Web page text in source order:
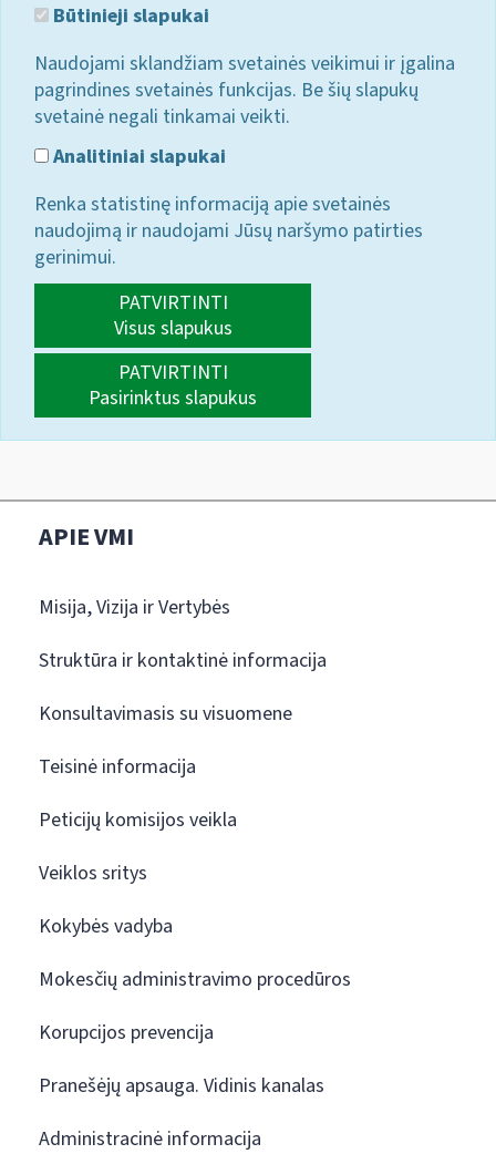
Būtinieji slapukai
Naudojami sklandžiam svetainės veikimui ir įgalina
pagrindines svetainės funkcijas. Be šių slapukų
svetainė negali tinkamai veikti.
Analitiniai slapukai
Renka statistinę informaciją apie svetainės
naudojimą ir naudojami Jūsų naršymo patirties
gerinimui.
PATVIRTINTI
Visus slapukus
PATVIRTINTI
Pasirinktus slapukus
APIE VMI
Misija, Vizija ir Vertybės
Struktūra ir kontaktinė informacija
Konsultavimasis su visuomene
Teisinė informacija
Peticijų komisijos veikla
Veiklos sritys
Kokybės vadyba
Mokesčių administravimo procedūros
Korupcijos prevencija
Pranešėjų apsauga. Vidinis kanalas
Administracinė informacija